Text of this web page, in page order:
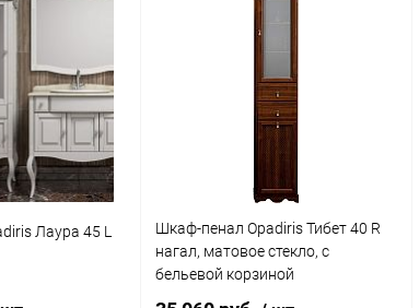
Сравнение
Под заказ
В корзину
Купить в 1 клик
В избранное
Лаура 45 L
Шкаф-пенал Opadiris Тибет 40 R
нагал, матовое стекло, с
бельевой корзиной